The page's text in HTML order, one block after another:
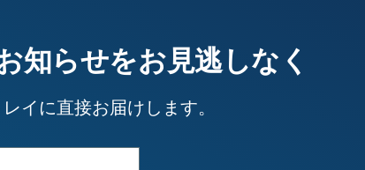
知らせをお見逃しなく
イに直接お届けします。